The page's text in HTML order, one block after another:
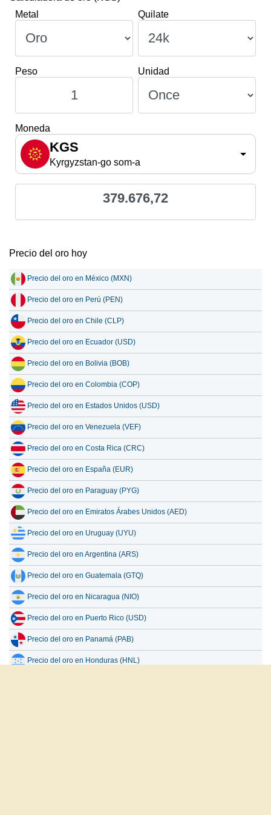
Metal
Quilate
Peso Unidad
Moneda
KGS
Kyrgyzstan-go som-a
379.676,72
Precio del oro hoy
Precio del oro en México (MXN)
Precio del oro en Perú (PEN)
Precio del oro en Chile (CLP)
Precio del oro en Ecuador (USD)
Precio del oro en Bolivia (BOB)
Precio del oro en Colombia (COP)
Precio del oro en Estados Unidos (USD)
Precio del oro en Venezuela (VEF)
Precio del oro en Costa Rica (CRC)
Precio del oro en España (EUR)
Precio del oro en Paraguay (PYG)
Precio del oro en Emiratos Árabes Unidos (AED)
Precio del oro en Uruguay (UYU)
Precio del oro en Argentina (ARS)
Precio del oro en Guatemala (GTQ)
Precio del oro en Nicaragua (NIO)
Precio del oro en Puerto Rico (USD)
Precio del oro en Panamá (PAB)
Precio del oro en Honduras (HNL)